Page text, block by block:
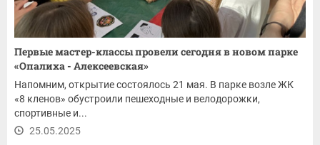
Первые мастер-классы провели сегодня в новом парке
«Опалиха - Алексеевская»
Напомним, открытие состоялось 21 мая. В парке возле ЖК
«8 кленов» обустроили пешеходные и велодорожки,
спортивные и...
25.05.2025